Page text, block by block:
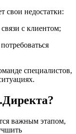
свои недостатки:
с клиентом;
специалистов,
важным этапом,